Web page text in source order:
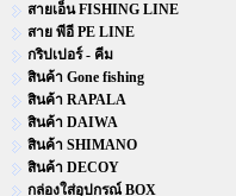
สายเอ็น FISHING LINE
สาย พีอี PE LINE
กริปเปอร์ - คีม
สินค้า Gone fishing
สินค้า RAPALA
สินค้า DAIWA
สินค้า SHIMANO
สินค้า DECOY
กล่องใส่อุปกรณ์ BOX